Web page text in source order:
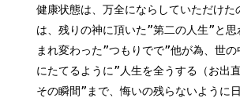
健康状態は、万全にならしていただけた
は、残りの神に頂いた”第二の人生”と
まれ変わった”つもりでで”他が為、世
にたてるように”人生を全うする（お出
その瞬間”まで、悔いの残らないように